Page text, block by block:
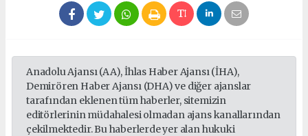
Anadolu Ajansı (AA), İhlas Haber Ajansı (İHA),
Demirören Haber Ajansı (DHA) ve diğer ajanslar
tarafından eklenen tüm haberler, sitemizin
editörlerinin müdahalesi olmadan ajans kanallarından
çekilmektedir. Bu haberlerde yer alan hukuki